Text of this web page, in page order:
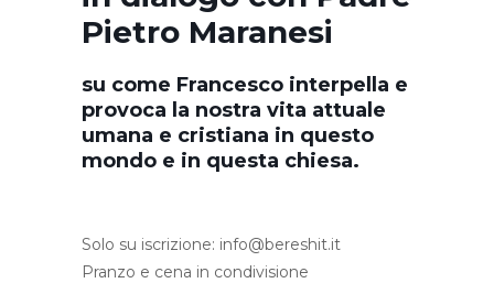
Pietro Maranesi
su come Francesco interpella e
provoca la nostra vita attuale
umana e cristiana in questo
mondo e in questa chiesa.
Solo su iscrizione: info@bereshit.it
Pranzo e cena in condivisione